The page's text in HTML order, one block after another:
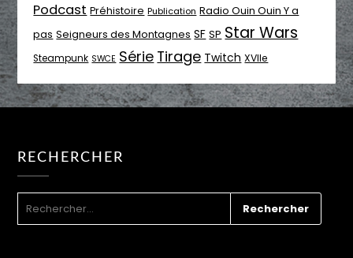
Podcast Préhistoire Publication Radio Ouin Ouin Y a
pas Seigneurs des Montagnes SF SP Star Wars
Steampunk SWCE Série Tirage Twitch XVIIe
RECHERCHER